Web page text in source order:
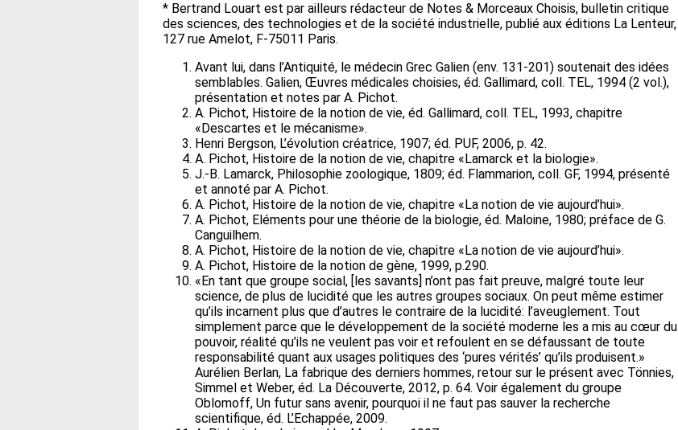
* Bertrand Louart est par ailleurs rédacteur de Notes & Morceaux Choisis, bulletin critique
des sciences, des technologies et de la société industrielle, publié aux éditions La Lenteur,
127 rue Amelot, F-75011 Paris.
Avant lui, dans l’Antiquité, le médecin Grec Galien (env. 131-201) soutenait des idées
semblables. Galien, Œuvres médicales choisies, éd. Gallimard, coll. TEL, 1994 (2 vol.),
présentation et notes par A. Pichot.
A. Pichot, Histoire de la notion de vie, éd. Gallimard, coll. TEL, 1993, chapitre
«Descartes et le mécanisme».
Henri Bergson, L’évolution créatrice, 1907; éd. PUF, 2006, p. 42.
A. Pichot, Histoire de la notion de vie, chapitre «Lamarck et la biologie».
J.-B. Lamarck, Philosophie zoologique, 1809; éd. Flammarion, coll. GF, 1994, présenté
et annoté par A. Pichot.
A. Pichot, Histoire de la notion de vie, chapitre «La notion de vie aujourd’hui».
A. Pichot, Eléments pour une théorie de la biologie, éd. Maloine, 1980; préface de G.
Canguilhem.
A. Pichot, Histoire de la notion de vie, chapitre «La notion de vie aujourd’hui».
A. Pichot, Histoire de la notion de gène, 1999, p.290.
«En tant que groupe social, [les savants] n’ont pas fait preuve, malgré toute leur
science, de plus de lucidité que les autres groupes sociaux. On peut même estimer
qu’ils incarnent plus que d’autres le contraire de la lucidité: l’aveuglement. Tout
simplement parce que le développement de la société moderne les a mis au cœur du
pouvoir, réalité qu’ils ne veulent pas voir et refoulent en se défaussant de toute
responsabilité quant aux usages politiques des ‘pures vérités’ qu’ils produisent.»
Aurélien Berlan, La fabrique des derniers hommes, retour sur le présent avec Tönnies,
Simmel et Weber, éd. La Découverte, 2012, p. 64. Voir également du groupe
Oblomoff, Un futur sans avenir, pourquoi il ne faut pas sauver la recherche
scientifique, éd. L’Echappée, 2009.